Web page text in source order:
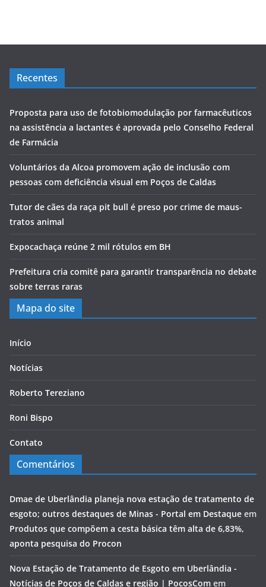
Recentes
Proposta para uso de fotobiomodulação por farmacêuticos
na assistência a lactantes é aprovada pelo Conselho Federal
de Farmácia
Voluntários da Alcoa promovem ação de inclusão com
pessoas com deficiência visual em Poços de Caldas
Tutor de cães da raça pit bull é preso por crime de maus-
tratos animal
Expocachaça reúne 2 mil rótulos em BH
Prefeitura cria comitê para garantir transparência no debate
sobre terras raras
Mapa do site
Início
Notícias
Roberto Tereziano
Roni Bispo
Contato
Comentários
Dmae de Uberlândia planeja nova estação de tratamento de
esgoto; outros destaques de Minas - Portal em Destaque em
Produtos que compõem a cesta básica têm alta de 6,83%,
aponta pesquisa do Procon
Nova Estação de Tratamento de Esgoto em Uberlândia -
Notícias de Poços de Caldas e região | PocosCom em